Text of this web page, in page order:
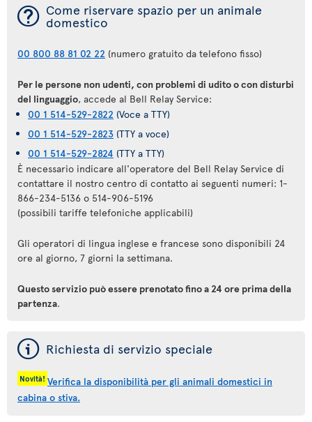
¯ Come riservare spazio per un animale
domestico
00 800 88 81 02 22 (numero gratuito da telefono fisso)
Per le persone non udenti, con problemi di udito o con disturbi
del linguaggio, accede al Bell Relay Service:
00 1 514-529-2822 (Voce a TTY)
00 1 514-529-2823 (TTY a voce)
00 1 514-529-2824 (TTY a TTY)
È necessario indicare all'operatore del Bell Relay Service di
contattare il nostro centro di contatto ai seguenti numeri: 1-
866-234-5136 o 514-906-5196
(possibili tariffe telefoniche applicabili)
Gli operatori di lingua inglese e francese sono disponibili 24
ore al giorno, 7 giorni la settimana.
Questo servizio può essere prenotato fino a 24 ore prima della
partenza.
ý Richiesta di servizio speciale
Novità! Verifica la disponibilità per gli animali domestici in
cabina o stiva.